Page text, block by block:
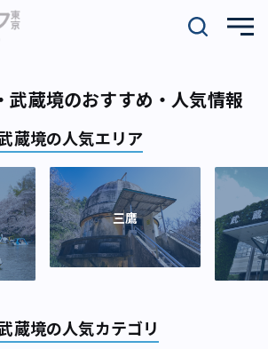
武蔵境のおすすめ・人気情報
蔵境の人気エリア
三鷹
蔵境の人気カテゴリ